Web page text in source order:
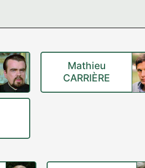
Mathieu
CARRIÈRE